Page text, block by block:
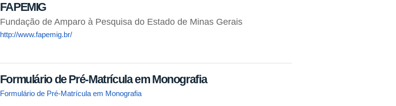
FAPEMIG
Fundação de Amparo à Pesquisa do Estado de Minas Gerais
http://www.fapemig.br/
Formulário de Pré-Matrícula em Monografia
Formulário de Pré-Matrícula em Monografia